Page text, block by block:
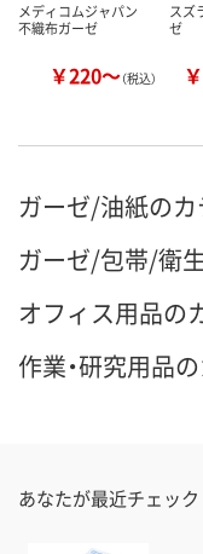
メディコムジャパン
不織布ガーゼ
￥220～（税込）
スズ
ゼ
ガーゼ/油紙の
ガーゼ/包帯/衛
オフィス用品の
作業・研究用品
あなたが最近チェッ